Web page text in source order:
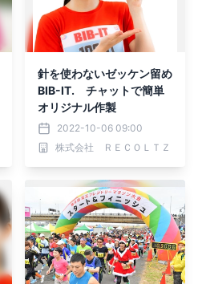
針を使わないゼッケン留め
BIB-IT. チャットで簡単
オリジナル作製
2022-10-06 09:00
株式会社 ＲＥＣＯＬＴＺ